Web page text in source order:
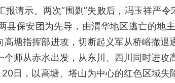
请示。两次“围剿”失败后，冯玉祥严
县保安团为先导，由渭华地区逃亡的地
塘指挥部进攻，切断起义军从桥峪撤
师从赤水出发，从东川、西川同时进
日，以高塘、塔山为中心的红色区域